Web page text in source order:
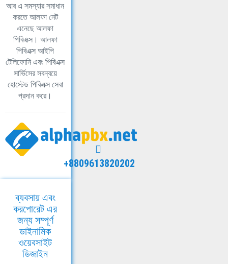
আর এ সমস্যার সমাধান
করতে আলফা নেট
এনেছে আলফা
পিবিএক্স। আলফা
পিবিএক্স আইপি
টেলিফোনি এবং পিবিএক্স
সার্ভিসের সবন্বয়ে
হোস্টেড পিবিএক্স সেবা
প্রদান করে।
+8809613820202
ব্যবসায় এবং
করপোরেট এর
জন্য সম্পূর্ণ
ডাইনামিক
ওয়েবসাইট
ডিজাইন